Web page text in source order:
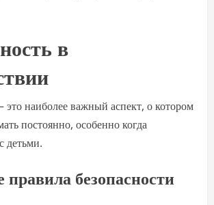
в
это наиболее важный аспект, о котором
постоянно, особенно когда
детьми.
безопасности